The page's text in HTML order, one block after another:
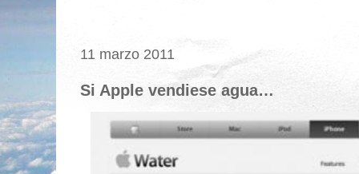
11 marzo 2011
Si Apple vendiese agua…